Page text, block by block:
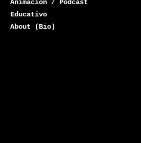
Animación / Podcast
Educativo
About (Bio)